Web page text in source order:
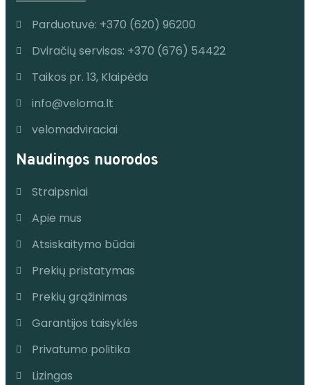
Parduotuvė: +370 (620) 96200
Dviračių servisas: +370 (676) 54422
Taikos pr. 13, Klaipėda
info@veloma.lt
velomadviraciai
Naudingos nuorodos
Straipsniai
Apie mus
Atsiskaitymo būdai
Prekių pristatymas
Prekių grąžinimas
Garantijos taisyklės
Privatumo politika
Lizingas